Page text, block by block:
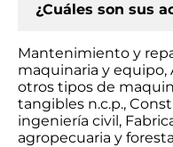
¿Cuáles son sus
Mantenimiento y
maquinaria y
otros tipos de
tangibles n.c.p.,
ingeniería civil,
agropecuaria y